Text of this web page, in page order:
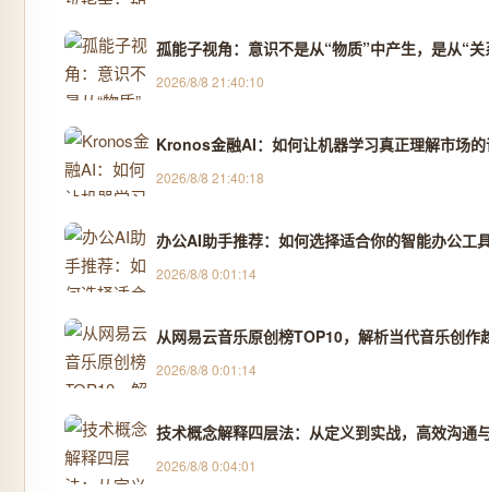
孤能子视角：意识不是从“物质”中产生，是从“
2026/8/8 21:40:10
Kronos金融AI：如何让机器学习真正理解市场
2026/8/8 21:40:18
办公AI助手推荐：如何选择适合你的智能办公工
2026/8/8 0:01:14
从网易云音乐原创榜TOP10，解析当代音乐创作
2026/8/8 0:01:14
技术概念解释四层法：从定义到实战，高效沟通
2026/8/8 0:04:01